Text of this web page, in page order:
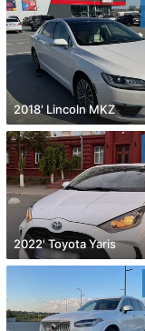
2018' Lincoln MKZ
2022' Toyota Yaris